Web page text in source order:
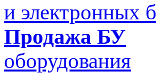
и электронных
Продажа БУ
оборудования